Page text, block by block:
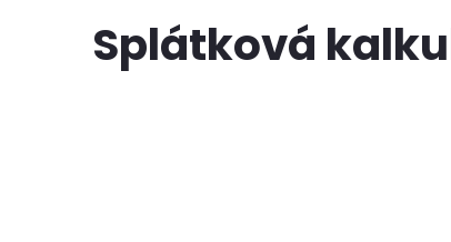
Splátková